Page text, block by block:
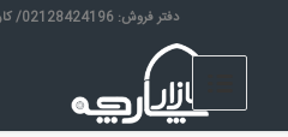
دفتر فروش: 02128424196/ کارشناسان: 09128573405